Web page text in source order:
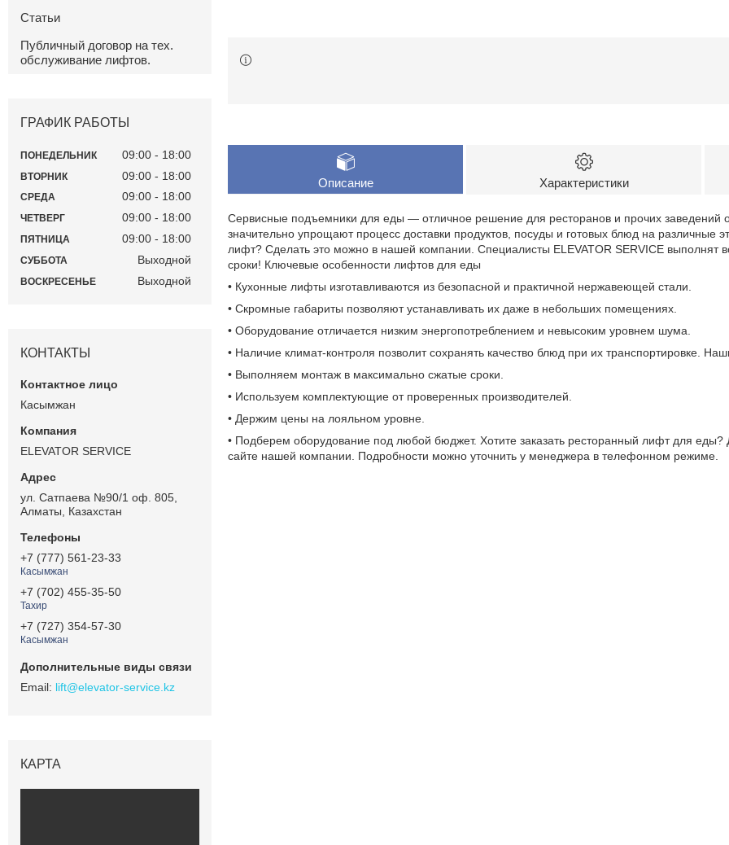
Описание Характеристики
Сервисные подъемники для еды — отличное решение для ресторанов и прочих заведений
значительно упрощают процесс доставки продуктов, посуды и готовых блюд на различные
лифт? Сделать это можно в нашей компании. Специалисты ELEVATOR SERVICE выполнят
сроки! Ключевые особенности лифтов для еды
• Кухонные лифты изготавливаются из безопасной и практичной нержавеющей стали.
• Скромные габариты позволяют устанавливать их даже в небольших помещениях.
• Оборудование отличается низким энергопотреблением и невысоким уровнем шума.
• Наличие климат-контроля позволит сохранять качество блюд при их транспортировке.
• Выполняем монтаж в максимально сжатые сроки.
• Используем комплектующие от проверенных производителей.
• Держим цены на лояльном уровне.
• Подберем оборудование под любой бюджет. Хотите заказать ресторанный лифт для еды?
сайте нашей компании. Подробности можно уточнить у менеджера в телефонном режиме.
Статьи
Публичный договор на тех.
обслуживание лифтов.
ГРАФИК РАБОТЫ
ПОНЕДЕЛЬНИК 09:00 18:00
ВТОРНИК 09:00 18:00
СРЕДА 09:00 18:00
ЧЕТВЕРГ 09:00 18:00
ПЯТНИЦА 09:00 18:00
СУББОТА Выходной
ВОСКРЕСЕНЬЕ Выходной
КОНТАКТЫ
Касымжан
ELEVATOR SERVICE
ул. Сатпаева №90/1 оф. 805,
Алматы, Казахстан
+7 (777) 561-23-33
Касымжан
+7 (702) 455-35-50
Тахир
+7 (727) 354-57-30
Касымжан
lift@elevator-service.kz
КАРТА